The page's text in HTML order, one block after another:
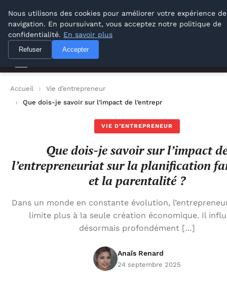
M Zone Studio
M Zone Studio
Accueil
Vie d’entrepreneur
Que dois-je savoir sur l’impact de l’entrepreneuriat sur la
VIE D’ENTREPRENEUR
Que dois-je savoir sur l’impact
l’entrepreneuriat sur la planification
et la parentalité ?
Dans un monde en constante évolution,
limite plus à la seule création économique. Il
désormais profondément […]
Anaïs Renard
24 septembre 2025
Nous utilisons des cookies pour améliorer votre expérience de
navigation. En poursuivant, vous acceptez notre politique de
confidentialité. En savoir plus
Refuser Accepter